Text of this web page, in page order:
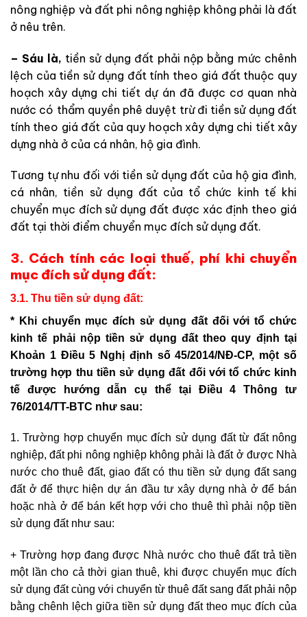
nông nghiệp và đất phi nông nghiệp không phải là đất
ở nêu trên.
– Sáu là, tiền sử dụng đất phải nộp bằng mức chênh
lệch của tiền sử dụng đất tính theo giá đất thuộc quy
hoạch xây dựng chi tiết dự án đã được cơ quan nhà
nước có thẩm quyền phê duyệt trừ đi tiền sử dụng đất
tính theo giá đất của quy hoạch xây dựng chi tiết xây
dựng nhà ở của cá nhân, hộ gia đình.
Tương tự nhu đối với tiền sử dụng đất của hộ gia đình,
cá nhân, tiền sử dụng đất của tổ chức kinh tế khi
chuyển mục đích sử dụng đất được xác định theo giá
đất tại thời điểm chuyển mục đích sử dụng đất.
3. Cách tính các loại thuế, phí khi chuyển
mục đích sử dụng đất:
3.1. Thu tiền sử dụng đất:
* Khi chuyển mục đích sử dụng đất đối với tổ chức
kinh tế phải nộp tiền sử dụng đất theo quy định tại
Khoản 1 Điều 5 Nghị định số 45/2014/NĐ-CP, một số
trường hợp thu tiền sử dụng đất đối với tổ chức kinh
tế được hướng dẫn cụ thể tại Điều 4 Thông tư
76/2014/TT-BTC như sau:
1. Trường hợp chuyển mục đích sử dụng đất từ đất nông
nghiệp, đất phi nông nghiệp không phải là đất ở được Nhà
nước cho thuê đất, giao đất có thu tiền sử dụng đất sang
đất ở để thực hiện dự án đầu tư xây dựng nhà ở để bán
hoặc nhà ở để bán kết hợp với cho thuê thì phải nộp tiền
sử dụng đất như sau:
+ Trường hợp đang được Nhà nước cho thuê đất trả tiền
một lần cho cả thời gian thuê, khi được chuyển mục đích
sử dụng đất cùng với chuyển từ thuê đất sang đất phải nộp
bằng chênh lệch giữa tiền sử dụng đất theo mục đích của